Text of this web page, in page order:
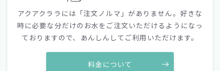
アクアクララには「注文ノルマ」がありません。好きな
時に必要な分だけのお水をご注文いただけるようになっ
ておりますので、あんしんしてご利用いただけます。
料金について